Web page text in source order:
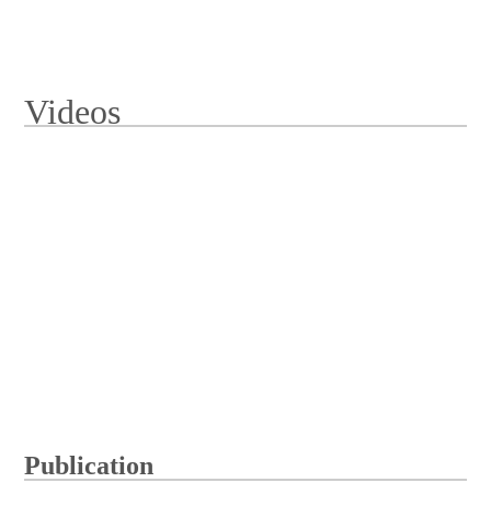
Videos
Publication